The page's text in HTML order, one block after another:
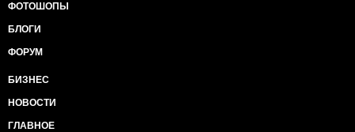
ФОТОШОПЫ
БЛОГИ
ФОРУМ
БИЗНЕС
НОВОСТИ
ГЛАВНОЕ